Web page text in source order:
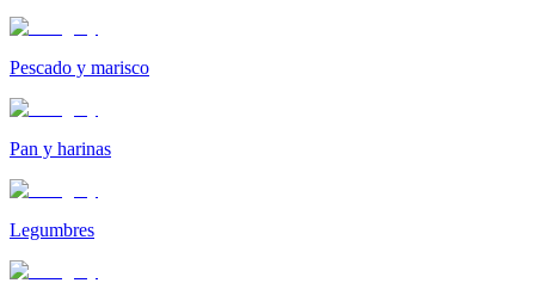
Pescado y marisco
Pan y harinas
Legumbres